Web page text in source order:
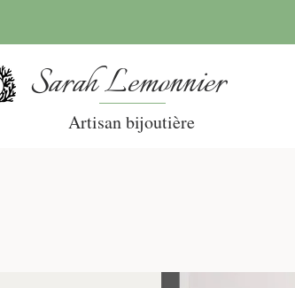
Sarah Lemonnier
Artisan bijoutière